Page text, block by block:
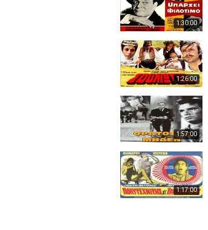
1:30:00
1:26:00
1:57:00
1:17:00